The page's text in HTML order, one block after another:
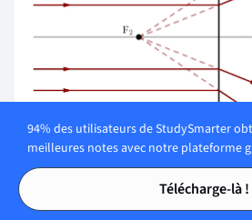
Tables des matières
Tables des matières
Dans un diagramme de rayons, une lentille concave
94% des utilisateurs de StudySmarter
meilleures notes avec notre plateforme
Télécharge-là !